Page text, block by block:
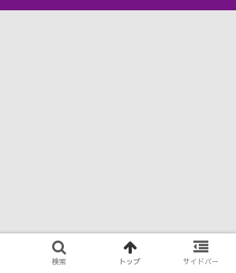
検索 トップ サイドバー